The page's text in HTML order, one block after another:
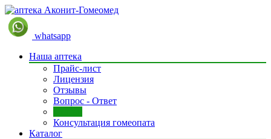
whatsapp
Наша аптека
Прайс-лист
Лицензия
Отзывы
Вопрос - Ответ
Консультация гомеопата
Каталог